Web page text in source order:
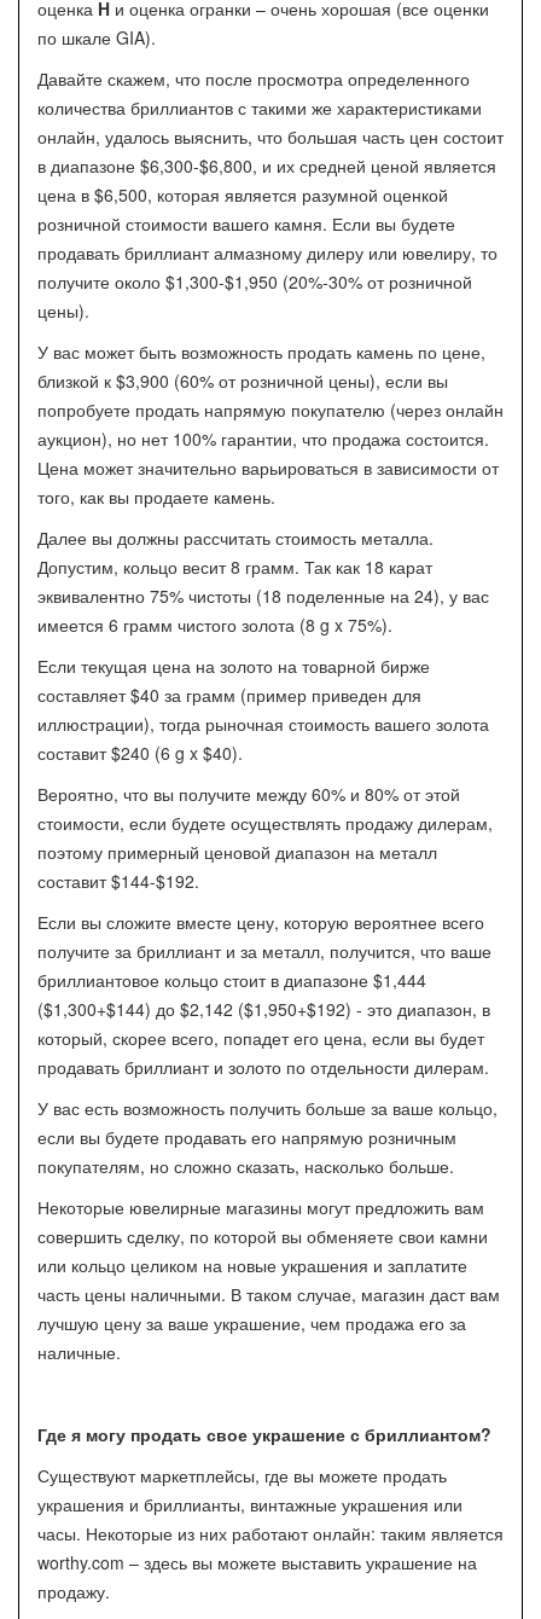
оценка H и оценка огранки – очень хорошая (все оценки
по шкале GIA).
Давайте скажем, что после просмотра определенного
количества бриллиантов с такими же характеристиками
онлайн, удалось выяснить, что большая часть цен состоит
в диапазоне $6,300-$6,800, и их средней ценой является
цена в $6,500, которая является разумной оценкой
розничной стоимости вашего камня. Если вы будете
продавать бриллиант алмазному дилеру или ювелиру, то
получите около $1,300-$1,950 (20%-30% от розничной
цены).
У вас может быть возможность продать камень по цене,
близкой к $3,900 (60% от розничной цены), если вы
попробуете продать напрямую покупателю (через онлайн
аукцион), но нет 100% гарантии, что продажа состоится.
Цена может значительно варьироваться в зависимости от
того, как вы продаете камень.
Далее вы должны рассчитать стоимость металла.
Допустим, кольцо весит 8 грамм. Так как 18 карат
эквивалентно 75% чистоты (18 поделенные на 24), у вас
имеется 6 грамм чистого золота (8 g x 75%).
Если текущая цена на золото на товарной бирже
составляет $40 за грамм (пример приведен для
иллюстрации), тогда рыночная стоимость вашего золота
составит $240 (6 g x $40).
Вероятно, что вы получите между 60% и 80% от этой
стоимости, если будете осуществлять продажу дилерам,
поэтому примерный ценовой диапазон на металл
составит $144-$192.
Если вы сложите вместе цену, которую вероятнее всего
получите за бриллиант и за металл, получится, что ваше
бриллиантовое кольцо стоит в диапазоне $1,444
($1,300+$144) до $2,142 ($1,950+$192) - это диапазон, в
который, скорее всего, попадет его цена, если вы будет
продавать бриллиант и золото по отдельности дилерам.
У вас есть возможность получить больше за ваше кольцо,
если вы будете продавать его напрямую розничным
покупателям, но сложно сказать, насколько больше.
Некоторые ювелирные магазины могут предложить вам
совершить сделку, по которой вы обменяете свои камни
или кольцо целиком на новые украшения и заплатите
часть цены наличными. В таком случае, магазин даст вам
лучшую цену за ваше украшение, чем продажа его за
наличные.
Где я могу продать свое украшение с бриллиантом?
Существуют маркетплейсы, где вы можете продать
украшения и бриллианты, винтажные украшения или
часы. Некоторые из них работают онлайн: таким является
worthy.com – здесь вы можете выставить украшение на
продажу.